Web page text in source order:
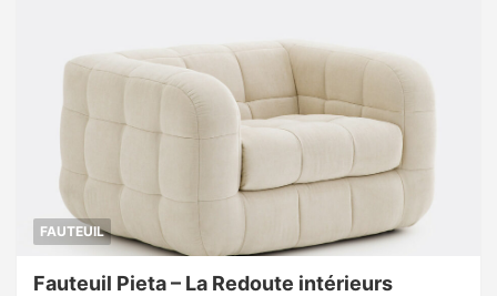
FAUTEUIL
Fauteuil Pieta – La Redoute intérieurs